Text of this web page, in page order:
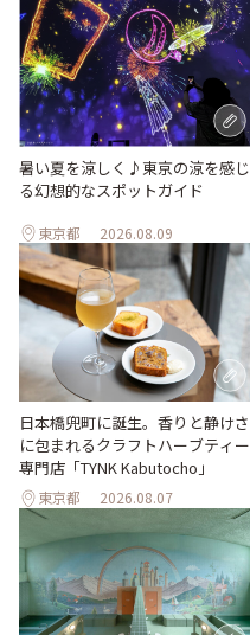
暑い夏を涼しく♪東京の涼を感じ
る幻想的なスポットガイド
東京都 2026.08.09
日本橋兜町に誕生。香りと静けさ
に包まれるクラフトハーブティー
専門店「TYNK Kabutocho」
東京都 2026.08.07